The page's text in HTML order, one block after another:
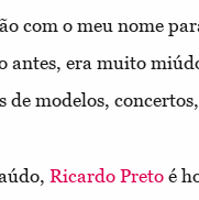
com o meu nome
antes, era muito
de modelos,
Ricardo Preto é